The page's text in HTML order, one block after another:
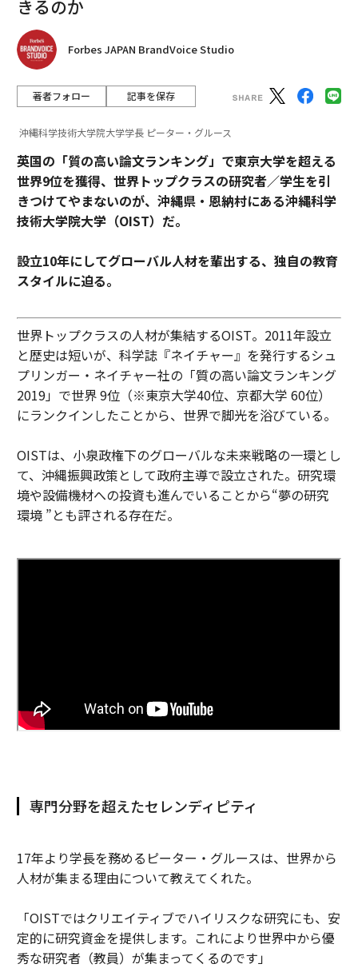
きるのか
Forbes JAPAN BrandVoice Studio
著者フォロー 記事を保存
沖縄科学技術大学院大学学長 ピーター・グルース
英国の「質の高い論文ランキング」で東京大学を超える
世界9位を獲得、世界トップクラスの研究者／学生を引
きつけてやまないのが、 沖縄県・恩納村にある沖縄科学
技術大学院大学（OIST）だ。
設立10年にしてグローバル人材を輩出する、独自の教育
スタイルに迫る。
世界トップクラスの人材が集結するOIST。2011年設立
と歴史は短いが、科学誌『ネイチャー』を発行するシュ
プリンガー・ネイチャー社の「質の高い論文ランキング
2019」で世界 9位（※東京大学40位、京都大学 60位）
にランクインしたことから、世界で脚光を浴びている。
OISTは、小泉政権下のグローバルな未来戦略の一環とし
て、沖縄振興政策として政府主導で設立された。研究環
境や設備機材への投資も進んでいることから“夢の研究
環境 ”とも評される存在だ。
専門分野を超えたセレンディピティ
17年より学長を務めるピーター・グルースは、世界から
人材が集まる理由について教えてくれた。
「OISTではクリエイティブでハイリスクな研究にも、安
定的に研究資金を提供します。これにより世界中から優
秀な研究者（教員）が集まってくるのです」